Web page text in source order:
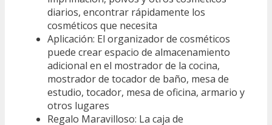
diarios, encontrar rápidamente los
cosméticos que necesita
Aplicación: El organizador de cosméticos
puede crear espacio de almacenamiento
adicional en el mostrador de la cocina,
mostrador de tocador de baño, mesa de
estudio, tocador, mesa de oficina, armario y
otros lugares
Regalo Maravilloso: La caja de